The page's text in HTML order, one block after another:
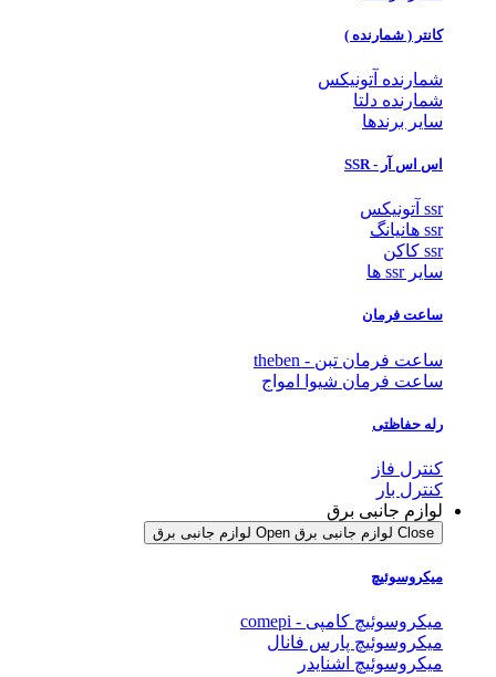
کانتر ( شمارنده )
شمارنده آتونیکس
شمارنده دلتا
سایر برندها
اس اس آر - SSR
ssr آتونیکس
ssr هانیانگ
ssr کاکن
سایر ssr ها
ساعت فرمان
ساعت فرمان تبن - theben
ساعت فرمان شیوا امواج
رله حفاظتی
کنترل فاز
کنترل بار
لوازم جانبی برق
Close لوازم جانبی برق Open لوازم جانبی برق
میکروسوئیچ
میکروسوئیچ کامپی - comepi
میکروسوئیچ پارس فانال
میکروسوئیچ اشنایدر